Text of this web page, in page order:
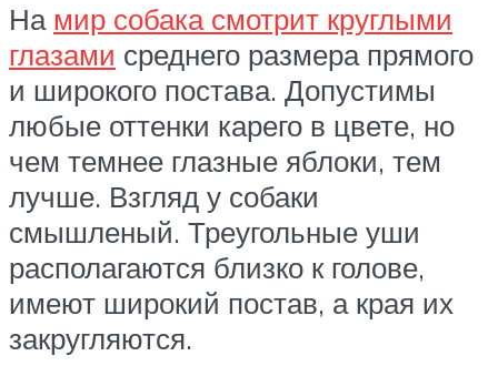
На мир собака смотрит круглыми
глазами среднего размера прямого
и широкого постава. Допустимы
любые оттенки карего в цвете, но
чем темнее глазные яблоки, тем
лучше. Взгляд у собаки
смышленый. Треугольные уши
располагаются близко к голове,
имеют широкий постав, а края их
закругляются.